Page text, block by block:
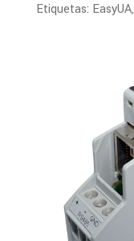
Etiquetas: EasyUA,